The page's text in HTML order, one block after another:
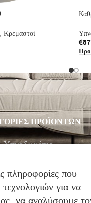
, Κρεμαστοί
€
ΠΡΟΪΟΝΤΩΝ
Υπνοδωμάτιο
Δωμάτιο
Στρώματα
Προσφορές
πληροφορίες που
για να